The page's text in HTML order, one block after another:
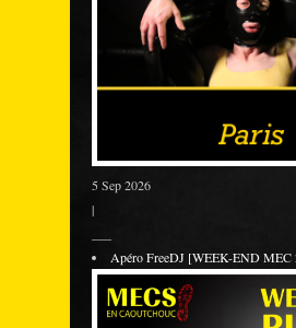
5 Sep 2026
|
Apéro FreeDJ [WEEK-END MEC